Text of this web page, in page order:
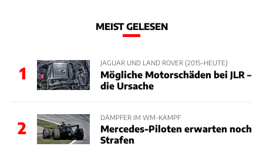
MEIST GELESEN
1
JAGUAR UND LAND ROVER (2015–HEUTE)
Mögliche Motorschäden bei JLR –
die Ursache
2
DÄMPFER IM WM-KAMPF
Mercedes-Piloten erwarten noch
Strafen